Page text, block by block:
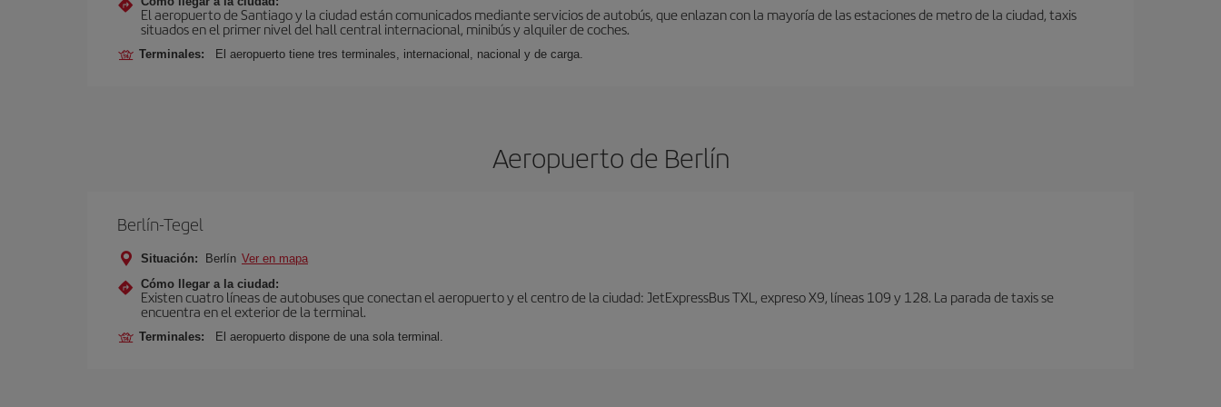
El aeropuerto de Santiago y la ciudad están comunicados mediante servicios de autobús, que enlazan con la mayoría de las estaciones de metro de la ciudad, taxis
situados en el primer nivel del hall central internacional, minibús y alquiler de coches.
Terminales: El aeropuerto tiene tres terminales, internacional, nacional y de carga.
Aeropuerto de Berlín
Berlín-Tegel
Situación: Berlín Ver en mapa
Cómo llegar a la ciudad:
Existen cuatro líneas de autobuses que conectan el aeropuerto y el centro de la ciudad: JetExpressBus TXL, expreso X9, lí­neas 109 y 128. La parada de taxis se
encuentra en el exterior de la terminal.
Terminales: El aeropuerto dispone de una sola terminal.